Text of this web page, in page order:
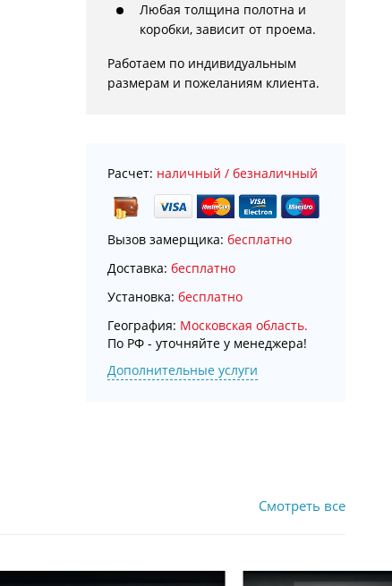
Любая толщина полотна и
коробки, зависит от проема.
Работаем по индивидуальным
размерам и пожеланиям клиента.
Расчет: наличный / безналичный
Вызов замерщика: бесплатно
Доставка: бесплатно
Установка: бесплатно
География: Московская область.
По РФ - уточняйте у менеджера!
Дополнительные услуги
Смотреть все